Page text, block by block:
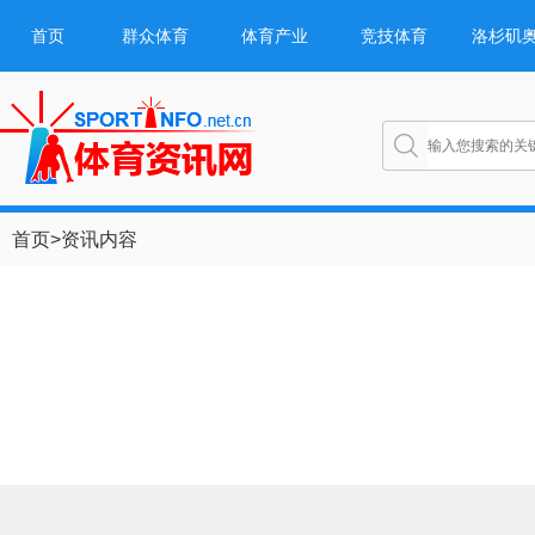
首页 群众体育 体育产业 竞技体育 洛杉矶
首页>资讯内容